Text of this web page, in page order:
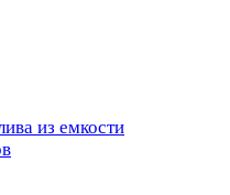
из емкости